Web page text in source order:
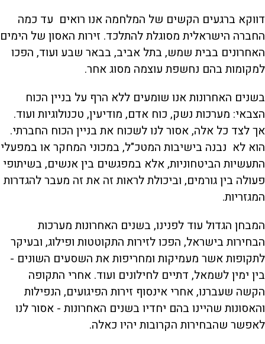
דווקא ברגעים הקשים של המלחמה אנו רואים עד כמה
החברה הישראלית מסוגלת להתלכד. זירות האסון של הימים
האחרונים בבית שמש, בתל אביב, בבאר שבע ועוד, הפכו
למקומות בהם נחשפת עוצמה מסוג אחר.
בשנים האחרונות אנו שומעים ללא הרף על בניין הכוח
הצבאי: מערכות נשק, כוח אדם, מודיעין, טכנולוגיות ועוד.
אך לצד כל אלה, אסור לנו לשכוח את בניין הכוח החברתי.
הוא לא נבנה בישיבות המטכ"ל, במכוני המחקר או במפעלי
התעשיות הביטחוניות, אלא במפגשים בין אנשים, בשיתופי
פעולה בין גורמים, וביכולת לראות זה את זה מעבר להגדרות
המגזריות.
המבחן הגדול עוד לפנינו, בשנים האחרונות מערכות
הבחירות בישראל, הפכו לזירות התקוטטות ופילוג, ובעיקר
לתקופות אשר מעמיקות ומחריפות את השסעים השונים -
בין ימין לשמאל, דתיים לחילונים ועוד. אחרי התקופה
הקשה שעברנו, אחרי אינסוף זירות הפיגועים, הנפילות
והאסונות שהיינו בהם יחדיו בשנים האחרונות - אסור לנו
לאפשר שהבחירות הקרובות יהיו כאלה.